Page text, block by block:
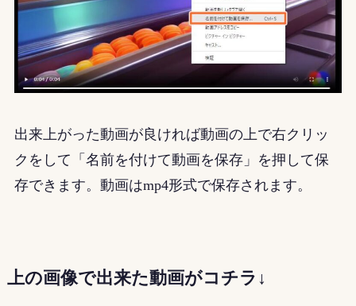
出来上がった動画が良ければ動画の上で右クリッ
クをして「名前を付けて動画を保存」を押して保
存できます。動画はmp4形式で保存されます。
上の画像で出来た動画がコチラ↓